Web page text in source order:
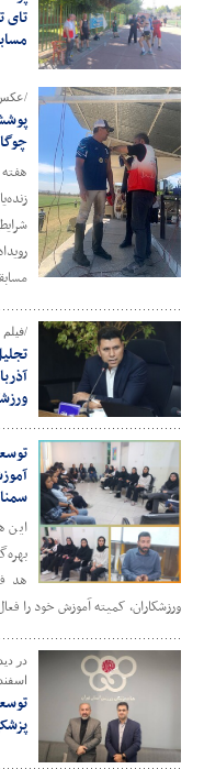
تای
/
/
این
ورزشکاران، کمیته آموزش خود را
در